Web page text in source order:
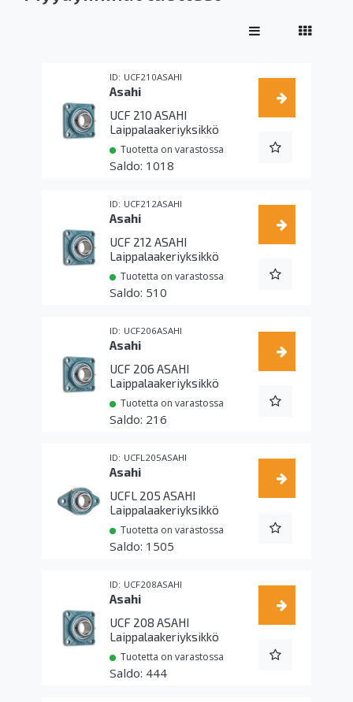
UCF210ASAHI
Asahi
UCF 210 ASAHI
Laippalaakeriyksikkö
Tuotetta on varastossa
1018
UCF212ASAHI
Asahi
UCF 212 ASAHI
Laippalaakeriyksikkö
Tuotetta on varastossa
510
UCF206ASAHI
Asahi
UCF 206 ASAHI
Laippalaakeriyksikkö
Tuotetta on varastossa
216
UCFL205ASAHI
Asahi
UCFL 205 ASAHI
Laippalaakeriyksikkö
Tuotetta on varastossa
1505
UCF208ASAHI
Asahi
UCF 208 ASAHI
Laippalaakeriyksikkö
Tuotetta on varastossa
444